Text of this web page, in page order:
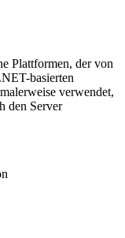
Plattformen, der von
basierten
verwendet,
den Server